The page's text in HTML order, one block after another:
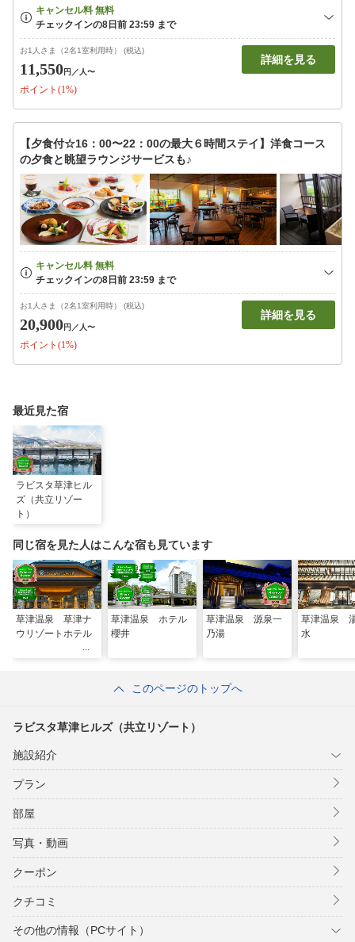
お1人さま（2名1室利用時） (税込)
11,550円 ／人〜
ポイント(1%)
詳細を見る
【夕食付☆16：00〜22：00の最大６時間ステイ】洋食コース
の夕食と眺望ラウンジサービスも♪
お1人さま（2名1室利用時） (税込)
20,900円 ／人〜
ポイント(1%)
詳細を見る
最近見た宿
ラビスタ草津ヒル
ズ（共立リゾー
ト）
同じ宿を見た人はこんな宿も見ています
草津温泉 草津ナ
ウリゾートホテル
草津温泉 ホテル
櫻井
草津温泉 源泉一
乃湯
草津温泉
水
このページのトップへ
ラビスタ草津ヒルズ（共立リゾート）
施設紹介
プラン
部屋
写真・動画
クーポン
クチコミ
その他の情報（PCサイト）